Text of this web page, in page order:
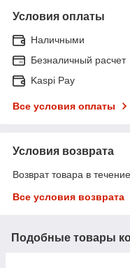
Условия оплаты
Наличными
Безналичный расчет
Kaspi Pay
Все условия оплаты
Условия возврата
Возврат товара в
Все условия возврата
Подобные товары